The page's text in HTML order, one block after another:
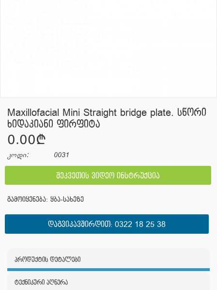
Maxillofacial Mini Straight bridge plate. სწორი
ხიდაკიანი ფირფიტა
0.00¢
კოდი: 0031
შეკვეთის ვიდეო ინსტრუქცია
გამოიყენება: ყბა-სახეზე
ᲓᲐᲒᲕᲘᲙᲐᲕᲨᲘᲠᲓᲘᲗ:0322 18 25 38
პროდუქტის დეტალები
ტექნიკური აღწერა